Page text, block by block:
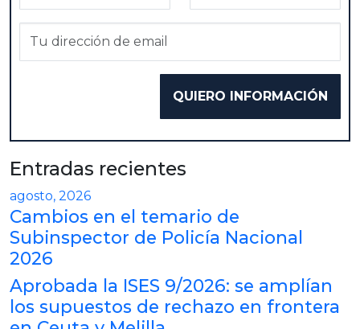
Entradas recientes
agosto, 2026
Cambios en el temario de
Subinspector de Policía Nacional
2026
Aprobada la ISES 9/2026: se amplían
los supuestos de rechazo en frontera